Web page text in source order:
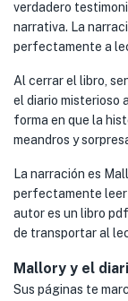
verdadero
narrativa. La
perfectamente a
Al cerrar el libro,
el diario misterioso
forma en que la
meandros y
La narración es
perfectamente
autor es un libro
de transportar al
Mallory y el
Sus páginas te